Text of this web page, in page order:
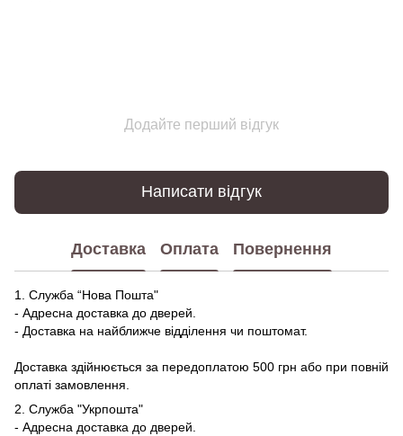
Додайте перший відгук
Написати відгук
Доставка Оплата Повернення
1. Служба “Нова Пошта"
- Адресна доставка до дверей.
- Доставка на найближче відділення чи поштомат.
Доставка здійнюється за передоплатою 500 грн або при повній
оплаті замовлення.
2. Служба "Укрпошта"
- Адресна доставка до дверей.